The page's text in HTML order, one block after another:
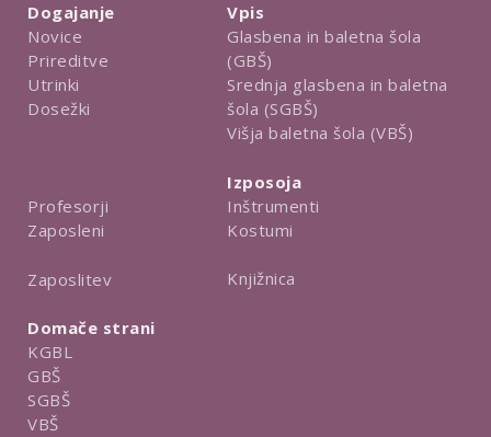
Dogajanje
Novice
Prireditve
Utrinki
Dosežki
Profesorji
Zaposleni
Zaposlitev
Vpis
Glasbena in baletna šola
(GBŠ)
Srednja glasbena in baletna
šola (SGBŠ)
Višja baletna šola (VBŠ)
Izposoja
Inštrumenti
Kostumi
Knjižnica
Domače strani
KGBL
GBŠ
SGBŠ
VBŠ